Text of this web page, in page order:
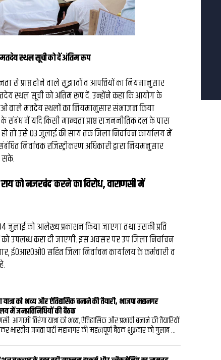
मतदेय स्थल सूची को दें अंतिम रूप
से प्राप्त होने वाले सुझावों व आपत्तियों का नियमानुसार
स्थल सूची को अंतिम रूप दें. उन्होंने कहा कि आयोग के
वाले मतदेय स्थलों का नियमानुसार संभाजन किया
संबंध में यदि किसी मान्यता प्राप्त राजननीतिक दल के पास
तो उसे 03 जुलाई की सायं तक जिला निर्वाचन कार्यालय में
निर्वाचक रजिस्ट्रीकरण अधिकारी द्वारा नियमनुसार
सके.
को नजरबंद करने का विरोध, वाराणसी में
जुलाई को आलेख्य प्रकाशन किया जाएगा तथा उसकी प्रति
को उपलब्ध करा दी जाएगी. इस अवसर पर उप जिला निर्वाचन
ई०आर०ओ० सहित जिला निर्वाचन कार्यालय के कर्मचारी व
यात्रा को भव्य और ऐतिहासिक बनाने की तैयारी, भाजपा महानगर
में जनप्रतिनिधियों की बैठक
आगामी तिरंगा यात्रा को भव्य, ऐतिहासिक और प्रभावी बनाने की तैयारियों
भारतीय जनता पार्टी महानगर की महत्वपूर्ण बैठक शुक्रवार को गुलाब बाग
बैठक में जनप्रतिनिधियों और पार्टी के प्रमुख पदाधिकारियों ने हिस्सा